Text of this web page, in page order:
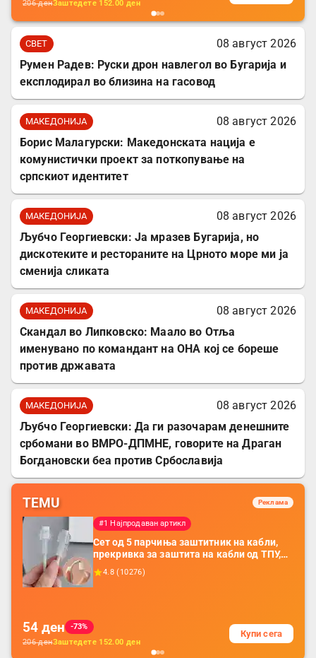
206денЗаштедете 152.00 ден
СВЕТ
08 август 2026
Румен Радев: Руски дрон навлегол во Бугарија и
експлодирал во близина на гасовод
МАКЕДОНИЈА
08 август 2026
Борис Малагурски: Македонската нација е
комунистички проект за поткопување на
српскиот идентитет
МАКЕДОНИЈА
08 август 2026
Љубчо Георгиевски: Ја мразев Бугарија, но
дискотеките и рестораните на Црното море ми ја
сменија сликата
МАКЕДОНИЈА
08 август 2026
Скандал во Липковско: Маало во Отља
именувано по командант на ОНА кој се бореше
против државата
МАКЕДОНИЈА
08 август 2026
Љубчо Георгиевски: Да ги разочарам денешните
србомани во ВМРО-ДПМНЕ, говорите на Драган
Богдановски беа против Србославија
TEMU Реклама
#1 Најпродаван артикл
Сет од 5 парчиња заштитник на кабли,
прекривка за заштита на кабли од ТПУ,
додатоци за заштита на кабли, без
батерија, за мобилни телефони, комплет
4.8 (10276)
54 ден
-73%
206денЗаштедете 152.00 ден
Купи сега